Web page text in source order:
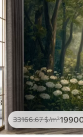
33166.67$/m²